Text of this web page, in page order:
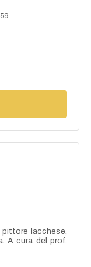
lacchese,
A cura del prof.